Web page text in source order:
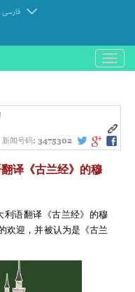
فارسی
باز
و
کردن
新闻号码: 3475302
译《古兰经》的穆
语翻译《古兰经》的穆
欢迎，并被认为是《古兰